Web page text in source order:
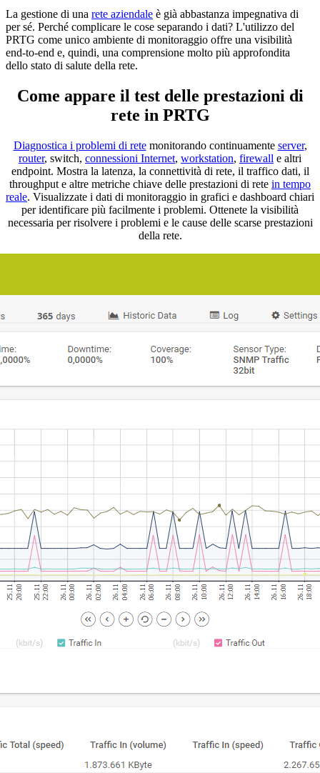
La gestione di una rete aziendale è già abbastanza impegnativa di
per sé. Perché complicare le cose separando i dati? L'utilizzo del
PRTG come unico ambiente di monitoraggio offre una visibilità
end-to-end e, quindi, una comprensione molto più approfondita
dello stato di salute della rete.
Come appare il test delle prestazioni di
rete in PRTG
Diagnostica i problemi di retemonitorando continuamente server,
router, switch, connessioni Internet, workstation, firewall e altri
endpoint. Mostra la latenza, la connettività di rete, il traffico dati, il
throughput e altre metriche chiave delle prestazioni di rete in tempo
reale. Visualizzate i dati di monitoraggio in grafici e dashboard chiari
per identificare più facilmente i problemi. Ottenete la visibilità
necessaria per risolvere i problemi e le cause delle scarse prestazioni
della rete.